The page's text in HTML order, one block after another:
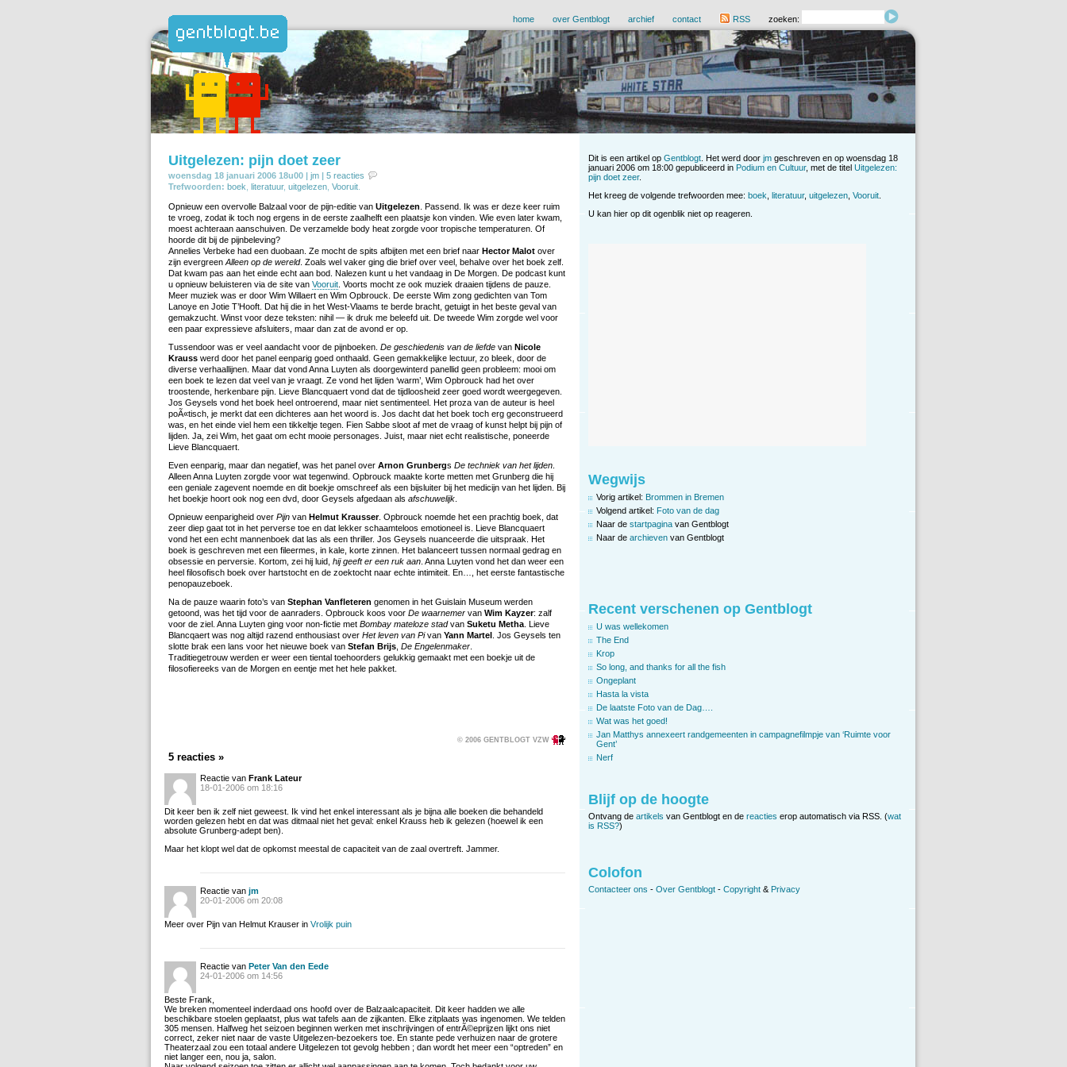
home over Gentblogt archief contact RSS zoeken:
Uitgelezen: pijn doet zeer
woensdag 18 januari 2006 18u00 | jm | 5 reacties
Trefwoorden: boek literatuur, uitgelezen Vooruit
Opnieuw een overvolle Balzaal voor de pijn-editie van Uitgelezen . Passend. Ik was er deze keer ruim
te vroeg, zodat ik toch nog ergens in de eerste zaalhelft een plaatsje kon vinden. Wie even later kwam,
moest achteraan aanschuiven. De verzamelde body heat zorgde voor tropische temperaturen. Of
hoorde dit bij de pijnbeleving?
Annelies Verbeke had een duobaan. Ze mocht de spits afbijten met een brief naar Hector Malot over
zijn evergreen Alleen op de wereld. Zoals wel vaker ging die brief over veel, behalve over het boek zelf.
Dat kwam pas aan het einde echt aan bod. Nalezen kunt u het vandaag in De Morgen. De podcast kunt
u opnieuw beluisteren via de site van Vooruit . Voorts mocht ze ook muziek draaien tijdens de pauze.
Meer muziek was er door Wim Willaert en Wim Opbrouck. De eerste Wim zong gedichten van Tom
Lanoye en Jotie T’Hooft. Dat hij die in het West-Vlaams te berde bracht, getuigt in het beste geval van
gemakzucht. Winst voor deze teksten: nihil — ik druk me beleefd uit. De tweede Wim zorgde wel voor
een paar expressieve afsluiters, maar dan zat de avond er op.
Tussendoor was er veel aandacht voor de pijnboeken. De geschiedenis van de liefde van Nicole
Krauss werd door het panel eenparig goed onthaald. Geen gemakkelijke lectuur, zo bleek, door de
diverse verhaallijnen. Maar dat vond Anna Luyten als doorgewinterd panellid geen probleem: mooi om
een boek te lezen dat veel van je vraagt. Ze vond het lijden ‘warm’, Wim Opbrouck had het over
troostende, herkenbare pijn. Lieve Blancquaert vond dat de tijdloosheid zeer goed wordt weergegeven.
Jos Geysels vond het boek heel ontroerend, maar niet sentimenteel. Het proza van de auteur is heel
poÃ«tisch, je merkt dat een dichteres aan het woord is. Jos dacht dat het boek toch erg geconstrueerd
was, en het einde viel hem een tikkeltje tegen. Fien Sabbe sloot af met de vraag of kunst helpt bij pijn of
lijden. Ja, zei Wim, het gaat om echt mooie personages. Juist, maar niet echt realistische, poneerde
Lieve Blancquaert.
Even eenparig, maar dan negatief, was het panel over Arnon Grunbergs De techniek van het lijden
Alleen Anna Luyten zorgde voor wat tegenwind. Opbrouck maakte korte metten met Grunberg die hij
een geniale zagevent noemde en dit boekje omschreef als een bijsluiter bij het medicijn van het lijden. Bij
het boekje hoort ook nog een dvd, door Geysels afgedaan als afschuwelijk
Opnieuw eenparigheid over Pijn van Helmut Krausser. Opbrouck noemde het een prachtig boek, dat
zeer diep gaat tot in het perverse toe en dat lekker schaamteloos emotioneel is. Lieve Blancquaert
vond het een echt mannenboek dat las als een thriller. Jos Geysels nuanceerde die uitspraak. Het
boek is geschreven met een fileermes, in kale, korte zinnen. Het balanceert tussen normaal gedrag en
obsessie en perversie. Kortom, zei hij luid, hij geeft er een ruk aan . Anna Luyten vond het dan weer een
heel filosofisch boek over hartstocht en de zoektocht naar echte intimiteit. En…, het eerste fantastische
penopauzeboek.
Na de pauze waarin foto’s van Stephan Vanfleteren genomen in het Guislain Museum werden
getoond, was het tijd voor de aanraders. Opbrouck koos voor De waarnemer van Wim Kayzer: zalf
voor de ziel. Anna Luyten ging voor non-fictie met Bombay mateloze stadvan Suketu Metha . Lieve
Blancqaert was nog altijd razend enthousiast over Het leven van Pivan Yann Martel . Jos Geysels ten
slotte brak een lans voor het nieuwe boek van Stefan Brijs De Engelenmaker
Traditiegetrouw werden er weer een tiental toehoorders gelukkig gemaakt met een boekje uit de
filosofiereeks van de Morgen en eentje met het hele pakket.
© 2006 GENTBLOGT VZW
5 reacties »
Reactie van Frank Lateur
18-01-2006 om 18:16
Dit keer ben ik zelf niet geweest. Ik vind het enkel interessant als je bijna alle boeken die behandeld
worden gelezen hebt en dat was ditmaal niet het geval: enkel Krauss heb ik gelezen (hoewel ik een
absolute Grunberg-adept ben).
Maar het klopt wel dat de opkomst meestal de capaciteit van de zaal overtreft. Jammer.
Reactie van jm
20-01-2006 om 20:08
Meer over Pijn van Helmut Krauser in Vrolijk puin
Reactie van Peter Van den Eede
24-01-2006 om 14:56
Beste Frank,
We breken momenteel inderdaad ons hoofd over de Balzaalcapaciteit. Dit keer hadden we alle
beschikbare stoelen geplaatst, plus wat tafels aan de zijkanten. Elke zitplaats was ingenomen. We telden
305 mensen. Halfweg het seizoen beginnen werken met inschrijvingen of entrÃ©eprijzen lijkt ons niet
correct, zeker niet naar de vaste Uitgelezen-bezoekers toe. En stante pede verhuizen naar de grotere
Theaterzaal zou een totaal andere Uitgelezen tot gevolg hebben ; dan wordt het meer een “optreden” en
niet langer een, nou ja, salon.
Dit is een artikel op Gentblogt . Het werd door jm geschreven en op woensdag 18
januari 2006 om 18:00 gepubliceerd in Podium en Cultuur, met de titel Uitgelezen:
pijn doet zeer.
Het kreeg de volgende trefwoorden mee: boek literatuur, uitgelezen Vooruit
U kan hier op dit ogenblik niet op reageren.
Wegwijs
Vorig artikel: Brommen in Bremen
Volgend artikel: Foto van de dag
Naar de startpagina van Gentblogt
Naar de archieven van Gentblogt
Recent verschenen op Gentblogt
U was wellekomen
The End
Krop
So long, and thanks for all the fish
Ongeplant
Hasta la vista
De laatste Foto van de Dag….
Wat was het goed!
Jan Matthys annexeert randgemeenten in campagnefilmpje van ‘Ruimte voor
Gent’
Nerf
Blijf op de hoogte
Ontvang de artikels van Gentblogt en de reacties erop automatisch via RSS. (wat
is RSS?)
Colofon
Contacteer ons - Over Gentblogt - Copyright & Privacy